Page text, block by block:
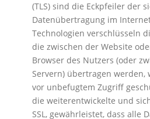
(TLS) sind die Eckpfeiler der
Datenübertragung im
Technologien verschlüsseln
die zwischen der Website
Browser des Nutzers (oder
Servern) übertragen werden,
vor unbefugtem Zugriff
die weiterentwickelte und
SSL, gewährleistet, dass alle